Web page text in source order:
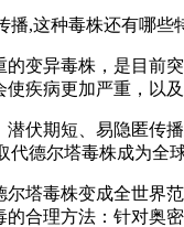
播,这种毒株还有哪些
变异毒株，是目前
疾病更加严重，以
伏期短、易隐匿传
德尔塔毒株成为全
塔毒株变成全世界
合理方法：针对奥